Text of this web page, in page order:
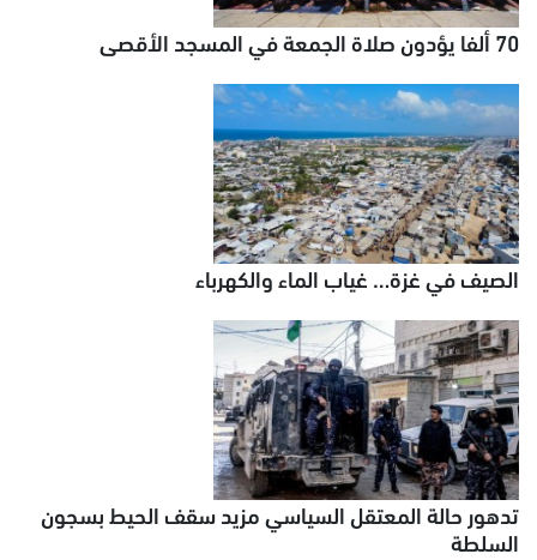
70 ألفا يؤدون صلاة الجمعة في المسجد الأقصى
الصيف في غزة… غياب الماء والكهرباء
تدهور حالة المعتقل السياسي مزيد سقف الحيط بسجون
السلطة